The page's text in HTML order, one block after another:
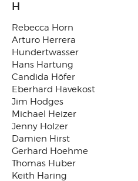
H
Rebecca Horn
Arturo Herrera
Hundertwasser
Hans Hartung
Candida Höfer
Eberhard Havekost
Jim Hodges
Michael Heizer
Jenny Holzer
Damien Hirst
Gerhard Hoehme
Thomas Huber
Keith Haring